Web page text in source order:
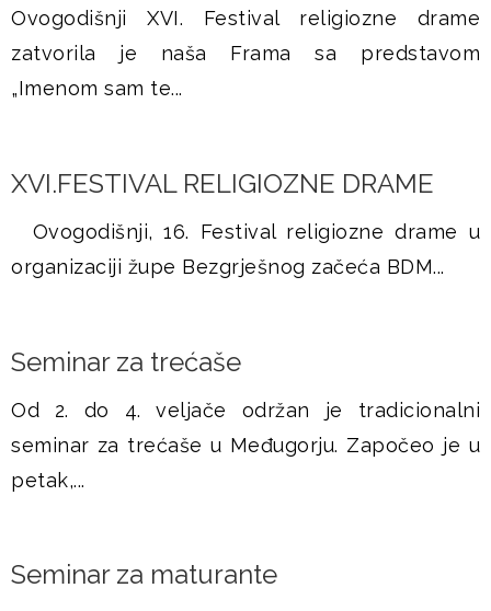
Ovogodišnji XVI. Festival religiozne drame
zatvorila je naša Frama sa predstavom
„Imenom sam te...
XVI.FESTIVAL RELIGIOZNE DRAME
Ovogodišnji, 16. Festival religiozne drame u
organizaciji župe Bezgrješnog začeća BDM...
Seminar za trećaše
Od 2. do 4. veljače održan je tradicionalni
seminar za trećaše u Međugorju. Započeo je u
petak,...
Seminar za maturante